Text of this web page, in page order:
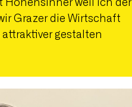
Grazer die Wirtschaft
gestalten